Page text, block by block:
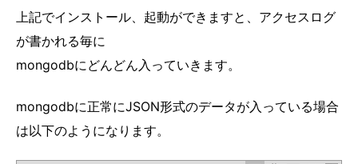
上記でインストール、起動ができますと、アクセスログ
が書かれる毎に
mongodbにどんどん入っていきます。
mongodbに正常にJSON形式のデータが入っている場合
は以下のようになります。